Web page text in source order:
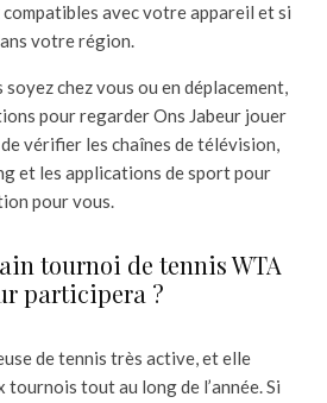
avec votre appareil et si
votre région.
soyez chez vous ou en déplacement,
pour regarder Ons Jabeur jouer
vérifier les chaînes de télévision,
et les applications de sport pour
pour vous.
tournoi de tennis WTA
participera ?
de tennis très active, et elle
tournois tout au long de l’année. Si